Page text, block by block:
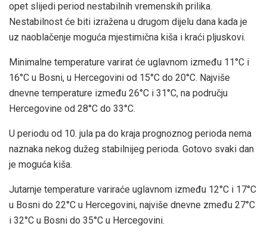
opet slijedi period nestabilnih vremenskih prilika.
Nestabilnost će biti izražena u drugom dijelu dana kada je
uz naoblačenje moguća mjestimična kiša i kraći pljuskovi.
Minimalne temperature varirat će uglavnom između 11°C i
16°C u Bosni, u Hercegovini od 15°C do 20°C. Najviše
dnevne temperature između 26°C i 31°C, na području
Hercegovine od 28°C do 33°C.
U periodu od 10. jula pa do kraja prognoznog perioda nema
naznaka nekog dužeg stabilnijeg perioda. Gotovo svaki dan
je moguća kiša.
Jutarnje temperature variraće uglavnom između 12°C i 17°C
u Bosni do 22°C u Hercegovini, najviše dnevne zmeđu 27°C
i 32°C u Bosni do 35°C u Hercegovini.